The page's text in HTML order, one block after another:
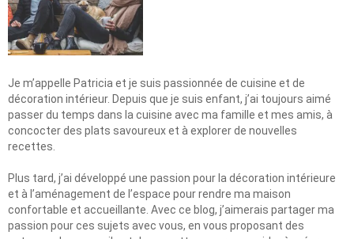
Je m’appelle Patricia et je suis passionnée de cuisine et de
décoration intérieur. Depuis que je suis enfant, j’ai toujours aimé
passer du temps dans la cuisine avec ma famille et mes amis, à
concocter des plats savoureux et à explorer de nouvelles
recettes.
Plus tard, j’ai développé une passion pour la décoration intérieure
et à l’aménagement de l’espace pour rendre ma maison
confortable et accueillante. Avec ce blog, j’aimerais partager ma
passion pour ces sujets avec vous, en vous proposant des